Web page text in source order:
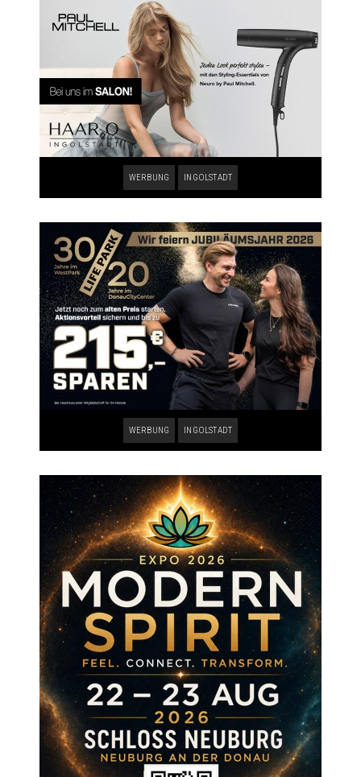
WERBUNG INGOLSTADT
WERBUNG INGOLSTADT